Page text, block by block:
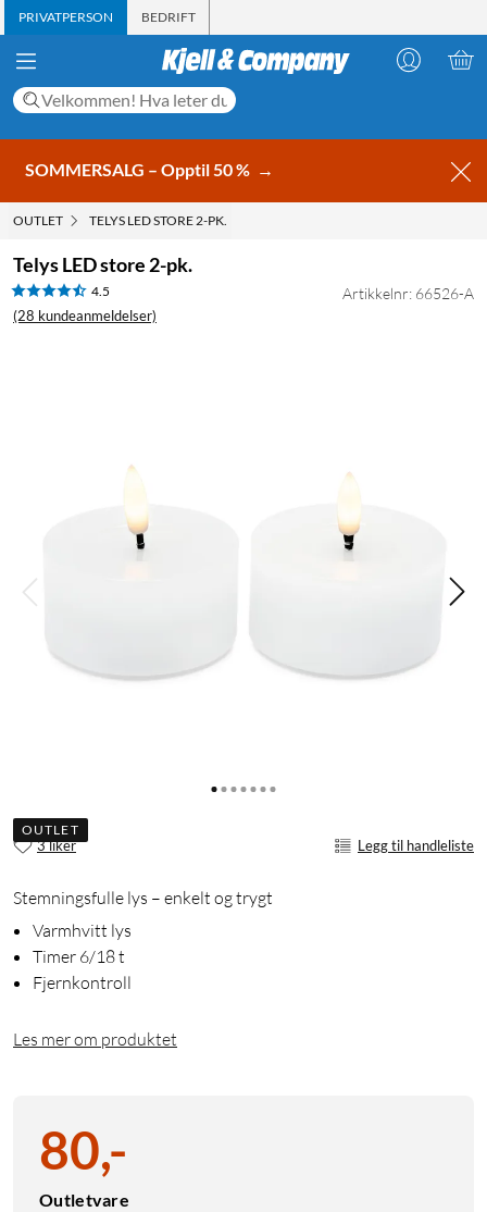
PRIVATPERSON BEDRIFT
SOMMERSALG – Opptil 50 % →
OUTLET TELYS LED STORE 2-PK.
Telys LED store 2-pk.
4.5
(28 kundeanmeldelser)
Artikkelnr: 66526-A
OUTLET
3 liker Legg til handleliste
Stemningsfulle lys – enkelt og trygt
Varmhvitt lys
Timer 6/18 t
Fjernkontroll
Les mer om produktet
80,-
Outletvare